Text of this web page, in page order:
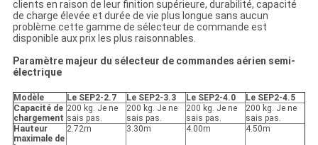
clients en raison de leur finition supérieure, durabilité, capacité
de charge élevée et durée de vie plus longue sans aucun
problème.cette gamme de sélecteur de commande est
disponible aux prix les plus raisonnables.
Paramètre majeur du sélecteur de commandes aérien semi-
électrique
Modèle Le SEP2-2.7 Le SEP2-3.3 Le SEP2-4.0
Le SEP2-4.5
Capacité de
chargement
200 kg. Je ne
sais pas.
200 kg. Je ne
sais pas.
200 kg. Je ne
sais pas.
200 kg. Je ne
sais pas.
Hauteur
maximale de
2.72m 3.30m 4.00m 4.50m